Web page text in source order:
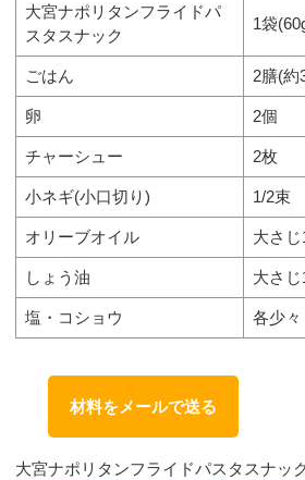
大宮ナポリタンフライドパ
スタスナック
1袋
ごはん 2膳(約
卵 2個
チャーシュー 2枚
小ネギ(小口切り) 1/2束
オリーブオイル 大さじ
しょう油 大さじ
塩・コショウ 各少々
材料をメールで送る
大宮ナポリタンフライドパスタスナッ